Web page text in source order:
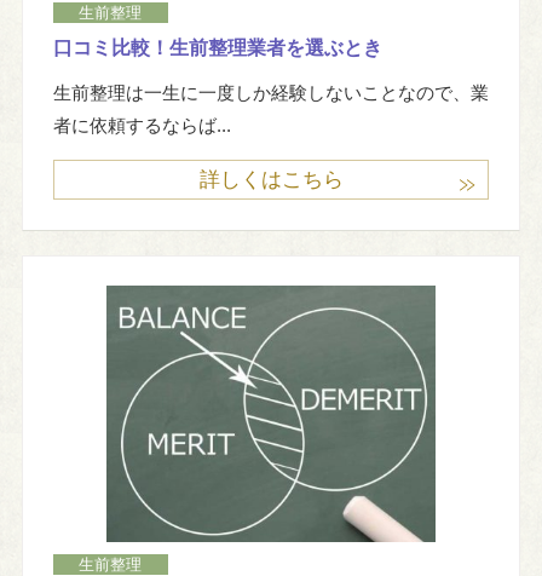
生前整理
口コミ比較！生前整理業者を選ぶとき
生前整理は一生に一度しか経験しないことなので、業
者に依頼するならば...
詳しくはこちら
生前整理